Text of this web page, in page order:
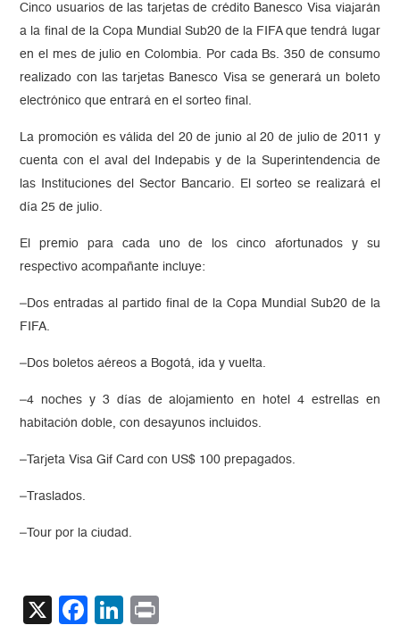
Cinco usuarios de las tarjetas de crédito Banesco Visa viajarán
a la final de la Copa Mundial Sub20 de la FIFA que tendrá lugar
en el mes de julio en Colombia. Por cada Bs. 350 de consumo
realizado con las tarjetas Banesco Visa se generará un boleto
electrónico que entrará en el sorteo final.
La promoción es válida del 20 de junio al 20 de julio de 2011 y
cuenta con el aval del Indepabis y de la Superintendencia de
las Instituciones del Sector Bancario. El sorteo se realizará el
día 25 de julio.
El premio para cada uno de los cinco afortunados y su
respectivo acompañante incluye:
–Dos entradas al partido final de la Copa Mundial Sub20 de la
FIFA.
–Dos boletos aéreos a Bogotá, ida y vuelta.
–4 noches y 3 días de alojamiento en hotel 4 estrellas en
habitación doble, con desayunos incluidos.
–Tarjeta Visa Gif Card con US$ 100 prepagados.
–Traslados.
–Tour por la ciudad.
X Facebook
LinkedIn